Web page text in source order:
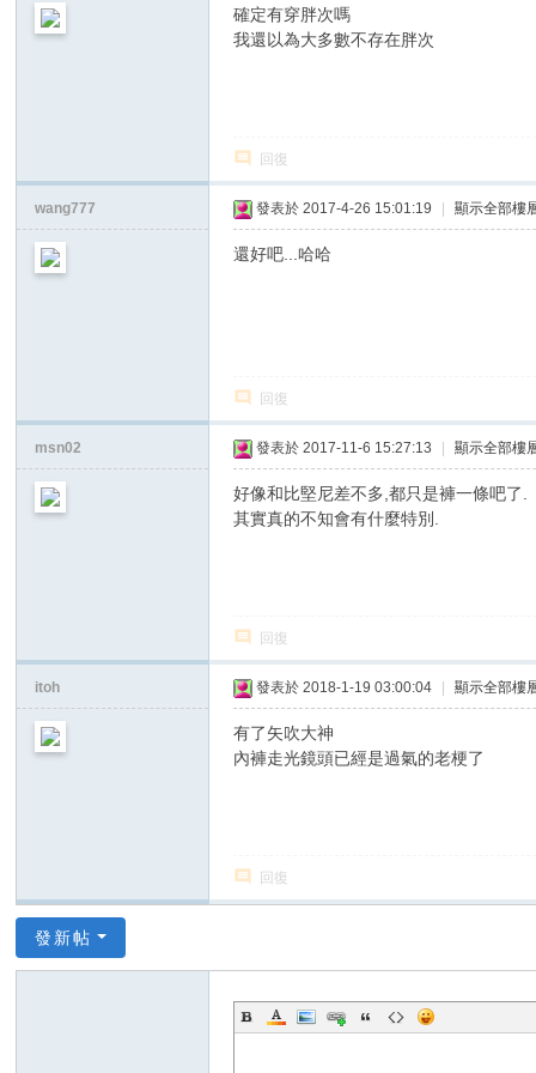
確定有穿胖次嗎
我還以為大多數不存在胖次
回復
wang777 發表於 2017-4-26 15:01:19 顯示全部樓
還好吧...哈哈
回復
msn02 發表於 2017-11-6 15:27:13 顯示全部樓
好像和比堅尼差不多,都只是褲一條吧了.
其實真的不知會有什麼特別.
回復
itoh 發表於 2018-1-19 03:00:04 顯示全部樓
有了矢吹大神
內褲走光鏡頭已經是過氣的老梗了
回復
發新帖